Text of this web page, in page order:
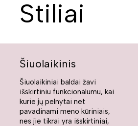
Stiliai
Šiuolaikinis
Šiuolaikiniai baldai žavi
išskirtiniu funkcionalumu, kai
kurie jų pelnytai net
pavadinami meno kūriniais,
nes jie tikrai yra išskirtiniai,